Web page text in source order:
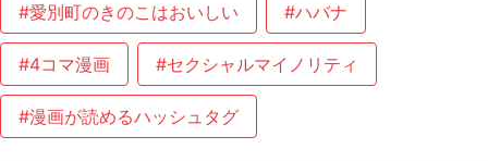
#愛別町のきのこはおいしい #ハバナ
#4コマ漫画 #セクシャルマイノリティ
#漫画が読めるハッシュタグ